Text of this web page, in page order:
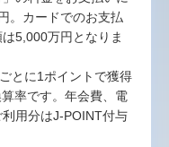
。カードでのお支払
5,000万円となりま
とに1ポイントで獲得
率です。年会費、電
用分はJ-POINT付与